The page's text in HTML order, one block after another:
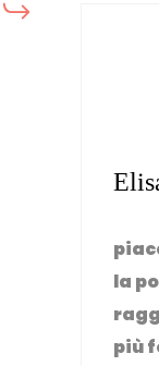
la
più